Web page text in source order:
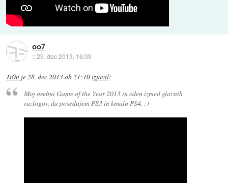
oo7
::29. dec 2013, 16:09
Tr0n je28. dec 2013 ob 21:10izjavil:
Moj osebni Game of the Year 2013 in eden izmed glavnih
razlogov, da posedujem PS3 in kmalu PS4. :)